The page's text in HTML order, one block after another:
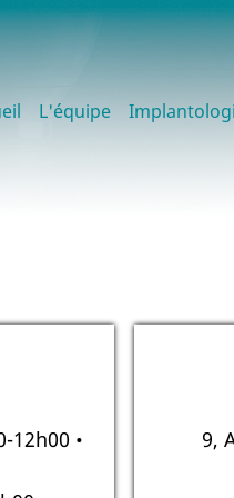
L'équipe
12h00 •
9,